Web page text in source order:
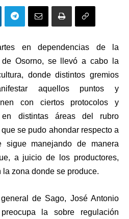
en dependencias de la
de Osorno, se llevó a cabo la
donde distintos gremios
aquellos puntos y
con ciertos protocolos y
en distintas áreas del rubro
se pudo ahondar respecto a
manejando de manera
a juicio de los productores,
zona donde se produce.
de Sago, José Antonio
la sobre regulación